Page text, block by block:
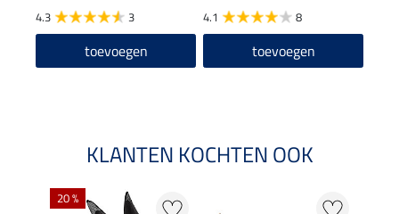
4.3 3
toevoegen
4.1 8
toevoegen
KLANTEN KOCHTEN OOK
20 %